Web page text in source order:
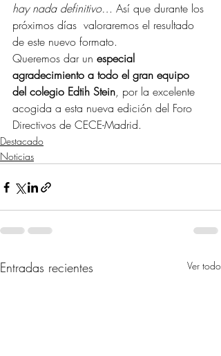
hay nada definitivo… Así que durante los
próximos días  valoraremos el resultado
de este nuevo formato.
Queremos dar un especial
agradecimiento a todo el gran equipo
del colegio Edtih Stein, por la excelente
acogida a esta nueva edición del Foro
Directivos de CECE-Madrid.
Destacado
Noticias
Entradas recientes Ver todo